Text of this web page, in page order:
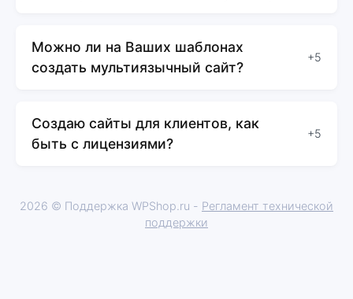
Можно ли на Ваших шаблонах
создать мультиязычный сайт?
+5
Создаю сайты для клиентов, как
быть с лицензиями?
+5
2026 © Поддержка WPShop.ru - Регламент технической
поддержки